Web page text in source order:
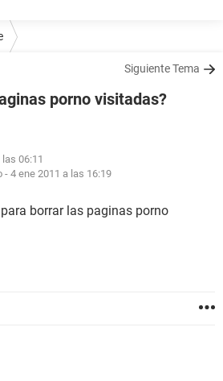
Siguiente Tema
porno visitadas?
06:11
-4 ene 2011 a las 16:19
borrar las paginas porno